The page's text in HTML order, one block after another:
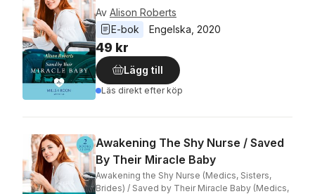
Av Alison Roberts
E-bok
Engelska 2020
49 kr
Lägg till
Läs direkt efter köp
Awakening The Shy Nurse / Saved
By Their Miracle Baby
Awakening the Shy Nurse (Medics, Sisters,
Brides) / Saved by Their Miracle Baby (Medics,